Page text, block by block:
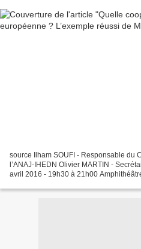
source Ilham SOUFI - Responsable du
l’ANAJ-IHEDN Olivier MARTIN -
avril 2016 - 19h30 à 21h00